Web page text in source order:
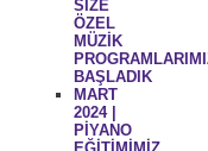
SİZE
ÖZEL
MÜZİK
BAŞLADIK
MART
2024 |
PİYANO